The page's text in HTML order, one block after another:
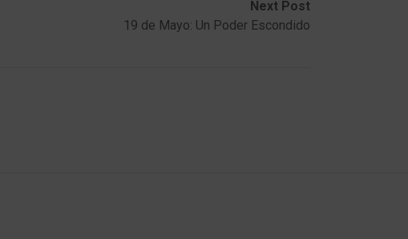
Next Post
19 de Mayo: Un Poder Escondido